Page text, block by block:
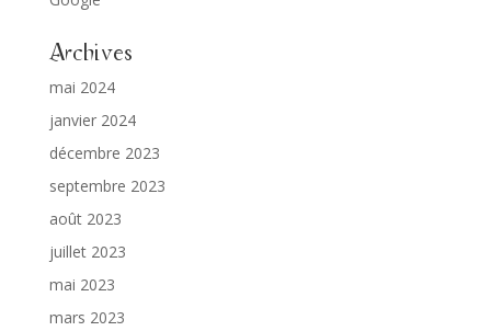
Archives
mai 2024
janvier 2024
décembre 2023
septembre 2023
août 2023
juillet 2023
mai 2023
mars 2023